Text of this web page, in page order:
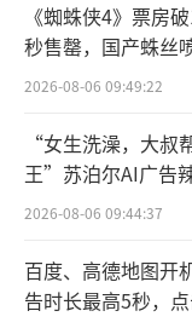
始祖鸟在
是“秉承对自
山信仰”。品
问题，表示《
生物可降解材
生态保护层面
兔等小型动物
留物等，确保
《蜘蛛侠4》票房
秒售罄，国产蛛丝
外
2026-08-06 09:49:22
“女生洗澡，大
王”苏泊尔AI广告
2026-08-06 09:44:37
百度、高德地图开
告时长最高5秒，